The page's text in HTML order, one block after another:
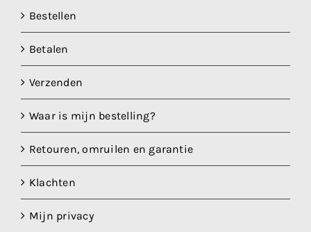
Bestellen
Betalen
Verzenden
Waar is mijn bestelling?
Retouren, omruilen en garantie
Klachten
Mijn privacy